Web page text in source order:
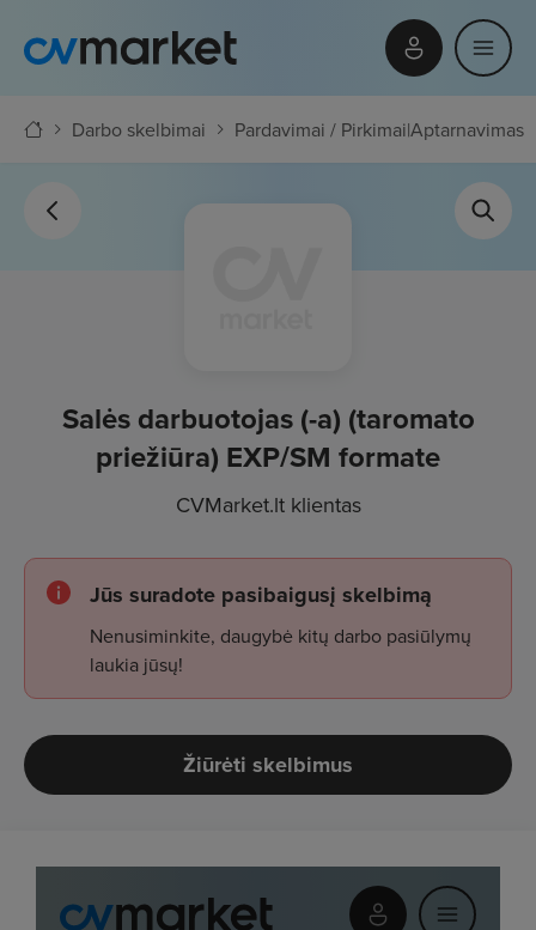
Darbo skelbimai Pardavimai / Pirkimai|Aptarnavimas
Salės darbuotojas (-a) (taromato
priežiūra) EXP/SM formate
CVMarket.lt klientas
Jūs suradote pasibaigusį skelbimą
Nenusiminkite, daugybė kitų darbo pasiūlymų
laukia jūsų!
Žiūrėti skelbimus